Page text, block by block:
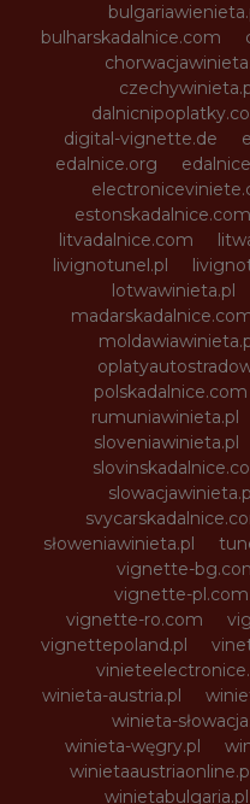
bulharskadalnice.com
digital-vignette.de
edalnice.org
estonskadalnice.com
litvadalnice.com
livignotunel.pl
lotwawinieta.pl
polskadalnice.com
rumuniawinieta.pl
sloveniawinieta.pl
słoweniawinieta.pl
vignette-
vignette-pl.com
vignette-ro.com
vignettepoland.pl
winieta-austria.pl
winieta-
winieta-węgry.pl
winietabulgaria.pl